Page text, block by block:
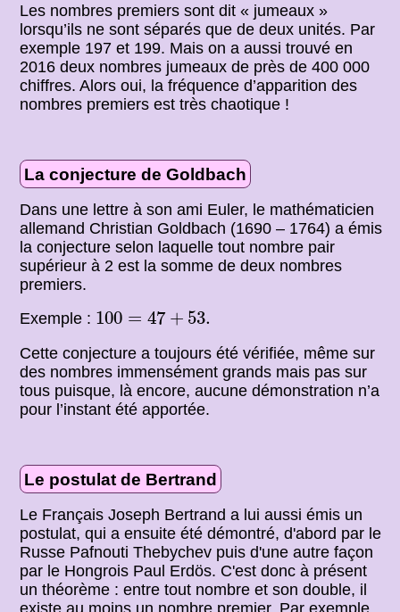
Les nombres premiers sont dit « jumeaux »
lorsqu’ils ne sont séparés que de deux unités. Par
exemple 197 et 199. Mais on a aussi trouvé en
2016 deux nombres jumeaux de près de 400 000
chiffres. Alors oui, la fréquence d’apparition des
nombres premiers est très chaotique !
La conjecture de Goldbach
Dans une lettre à son ami Euler, le mathématicien
allemand Christian Goldbach (1690 – 1764) a émis
la conjecture selon laquelle tout nombre pair
supérieur à 2 est la somme de deux nombres
premiers.
Exemple : 100 = 47 + 53.
100 47+ 53.
Cette conjecture a toujours été vérifiée, même sur
des nombres immensément grands mais pas sur
tous puisque, là encore, aucune démonstration n’a
pour l’instant été apportée.
Le postulat de Bertrand
Le Français Joseph Bertrand a lui aussi émis un
postulat, qui a ensuite été démontré, d'abord par le
Russe Pafnouti Thebychev puis d'une autre façon
par le Hongrois Paul Erdös. C'est donc à présent
un théorème : entre tout nombre et son double, il
existe au moins un nombre premier. Par exemple,